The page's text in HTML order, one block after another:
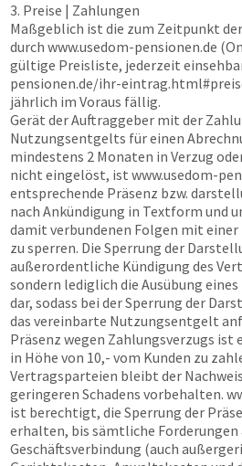
3. Preise | Zahlungen
Maßgeblich ist die zum Zeitpunkt
durch www.usedom-pensionen.de
gültige Preisliste, jederzeit
pensionen.de/ihr-
jährlich im Voraus fällig.
Gerät der Auftraggeber mit der
Nutzungsentgelts für einen
mindestens 2 Monaten in Verzug
nicht eingelöst, ist www.usedom-
entsprechende Präsenz bzw.
nach Ankündigung in Textform und
damit verbundenen Folgen mit einer
zu sperren. Die Sperrung der
außerordentliche Kündigung des
sondern lediglich die Ausübung
dar, sodass bei der Sperrung der
das vereinbarte Nutzungsentgelt
Präsenz wegen Zahlungsverzugs
in Höhe von 10,- vom Kunden zu
Vertragsparteien bleibt der
geringeren Schadens vorbehalten.
ist berechtigt, die Sperrung der
erhalten, bis sämtliche Forderungen
Geschäftsverbindung (auch